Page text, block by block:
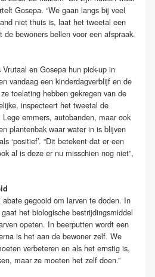
Gosepa. “We gaan langs bij veel
niet thuis is, laat het tweetal een
bewoners bellen voor een afspraak.
en Gosepa hun pick-up in
vandaag een kinderdagverblijf en de
toelating hebben gekregen van de
inspecteert het tweetal de
emmers, autobanden, maar ook
plantenbak waar water in is blijven
‘positief’. “Dit betekent dat er een
al is deze er nu misschien nog niet”,
gegooid om larven te doden. In
het biologische bestrijdingsmiddel
opeten. In beerputten wordt een
is het aan de bewoner zelf. We
verbeteren en als het ernstig is,
maar ze moeten het zelf doen.”